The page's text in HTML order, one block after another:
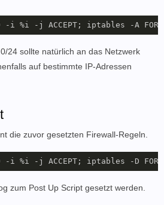
-i %i -j ACCEPT; iptables -A
24 sollte natürlich an das Netzwerk
auf bestimmte IP-Adressen
die zuvor gesetzten Firewall-Regeln.
-i %i -j ACCEPT; iptables -D
zum Post Up Script gesetzt werden.